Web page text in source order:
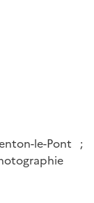
le-Pont ;